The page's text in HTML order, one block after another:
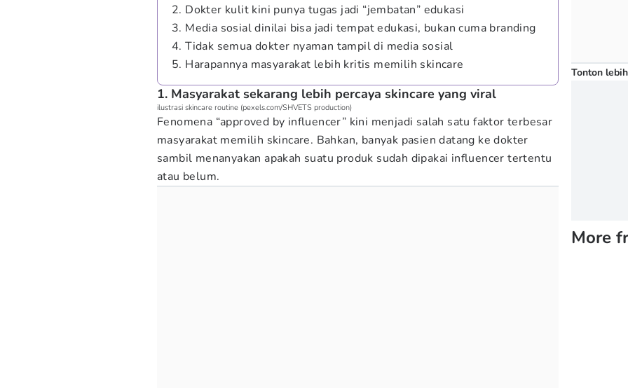
2. Dokter kulit kini punya tugas jadi “jembatan” edukasi
3. Media sosial dinilai bisa jadi tempat edukasi, bukan cuma branding
4. Tidak semua dokter nyaman tampil di media sosial
5. Harapannya masyarakat lebih kritis memilih skincare
1. Masyarakat sekarang lebih percaya skincare yang viral
ilustrasi skincare routine (pexels.com/SHVETS production)
Fenomena “approved by influencer” kini menjadi salah satu faktor terbesar
masyarakat memilih skincare. Bahkan, banyak pasien datang ke dokter
sambil menanyakan apakah suatu produk sudah dipakai influencer tertentu
atau belum.
Tonton
More